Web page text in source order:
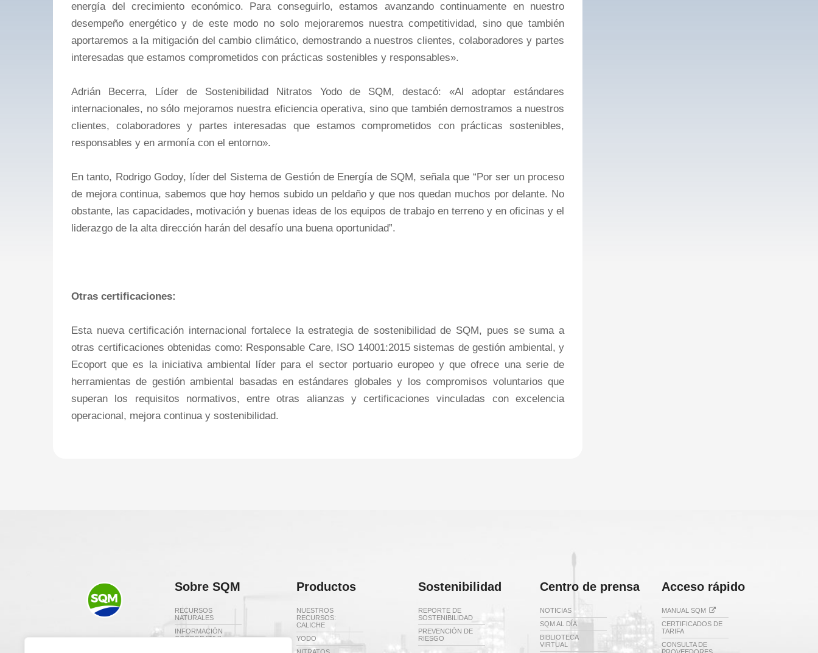
energía del crecimiento económico. Para conseguirlo, estamos avanzando continuamente en nuestro
desempeño energético y de este modo no solo mejoraremos nuestra competitividad, sino que también
aportaremos a la mitigación del cambio climático, demostrando a nuestros clientes, colaboradores y partes
interesadas que estamos comprometidos con prácticas sostenibles y responsables».
Adrián Becerra, Líder de Sostenibilidad Nitratos Yodo de SQM, destacó: «Al adoptar estándares
internacionales, no sólo mejoramos nuestra eficiencia operativa, sino que también demostramos a nuestros
clientes, colaboradores y partes interesadas que estamos comprometidos con prácticas sostenibles,
responsables y en armonía con el entorno».
En tanto, Rodrigo Godoy, líder del Sistema de Gestión de Energía de SQM, señala que “Por ser un proceso
de mejora continua, sabemos que hoy hemos subido un peldaño y que nos quedan muchos por delante. No
obstante, las capacidades, motivación y buenas ideas de los equipos de trabajo en terreno y en oficinas y el
liderazgo de la alta dirección harán del desafío una buena oportunidad”.
Otras certificaciones:
Esta nueva certificación internacional fortalece la estrategia de sostenibilidad de SQM, pues se suma a
otras certificaciones obtenidas como: Responsable Care, ISO 14001:2015 sistemas de gestión ambiental, y
Ecoport que es la iniciativa ambiental líder para el sector portuario europeo y que ofrece una serie de
herramientas de gestión ambiental basadas en estándares globales y los compromisos voluntarios que
superan los requisitos normativos, entre otras alianzas y certificaciones vinculadas con excelencia
operacional, mejora continua y sostenibilidad.
Sobre SQM
RECURSOS
NATURALES
INFORMACIÓN
CORPORATIVA
Productos
NUESTROS
RECURSOS:
CALICHE
YODO
Sostenibilidad
REPORTE DE
SOSTENIBILIDAD
PREVENCIÓN DE
RIESGO
Centro de prensa
NOTICIAS
SQM AL DÍA
BIBLIOTECA
VIRTUAL
Acceso rápido
MANUAL SQM
CERTIFICADOS DE
TARIFA
CONSULTA DE